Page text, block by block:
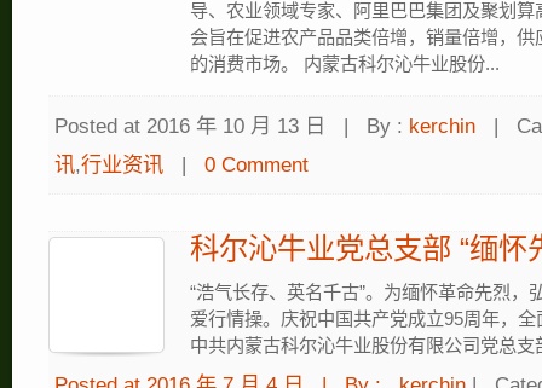
导、农业领域专家、阿里巴巴集团及聚划
会旨在促进农产品品类倍增，销量倍增，
的消费市场。 内蒙古科尔沁牛业股份...
Posted at 2016 年 10 月 13 日 | By : kerchin |
讯,行业资讯 | 0 Comment
科尔沁牛业党总支部 “缅怀
“浩气长存、英名千古”。为缅怀革命先烈，
爱行情操。庆祝中国共产党成立95周年，全
中共内蒙古科尔沁牛业股份有限公司党总